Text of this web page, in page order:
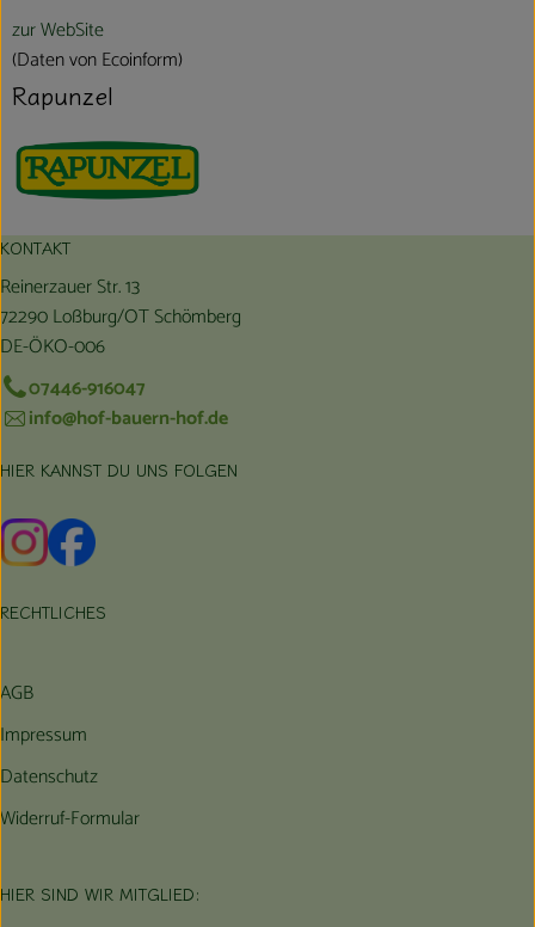
zur WebSite
(Daten von Ecoinform)
Rapunzel
KONTAKT
Reinerzauer Str. 13
72290 Loßburg/OT Schömberg
DE-ÖKO-006
07446-916047
info@hof-bauern-hof.de
HIER KANNST DU UNS FOLGEN
Externer Link zu https://www.instagram.com/hofbauernhof/
Externer Link zu https://www.facebook.com/
RECHTLICHES
AGB
Impressum
Datenschutz
Widerruf-Formular
HIER SIND WIR MITGLIED: